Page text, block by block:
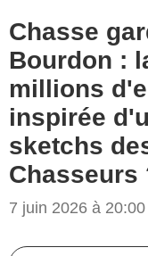
Chasse
Bourdon :
millions
inspirée
sketchs
Chasseurs
7 juin 2026 à 20:00